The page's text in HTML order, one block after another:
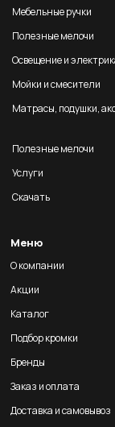
Мебельные ручки
Полезные мелочи
Освещение и
Мойки и смесители
Матрасы, подушки,
Полезные мелочи
Услуги
Скачать
Меню
О компании
Акции
Каталог
Подбор кромки
Бренды
Заказ и оплата
Доставка и самовывоз